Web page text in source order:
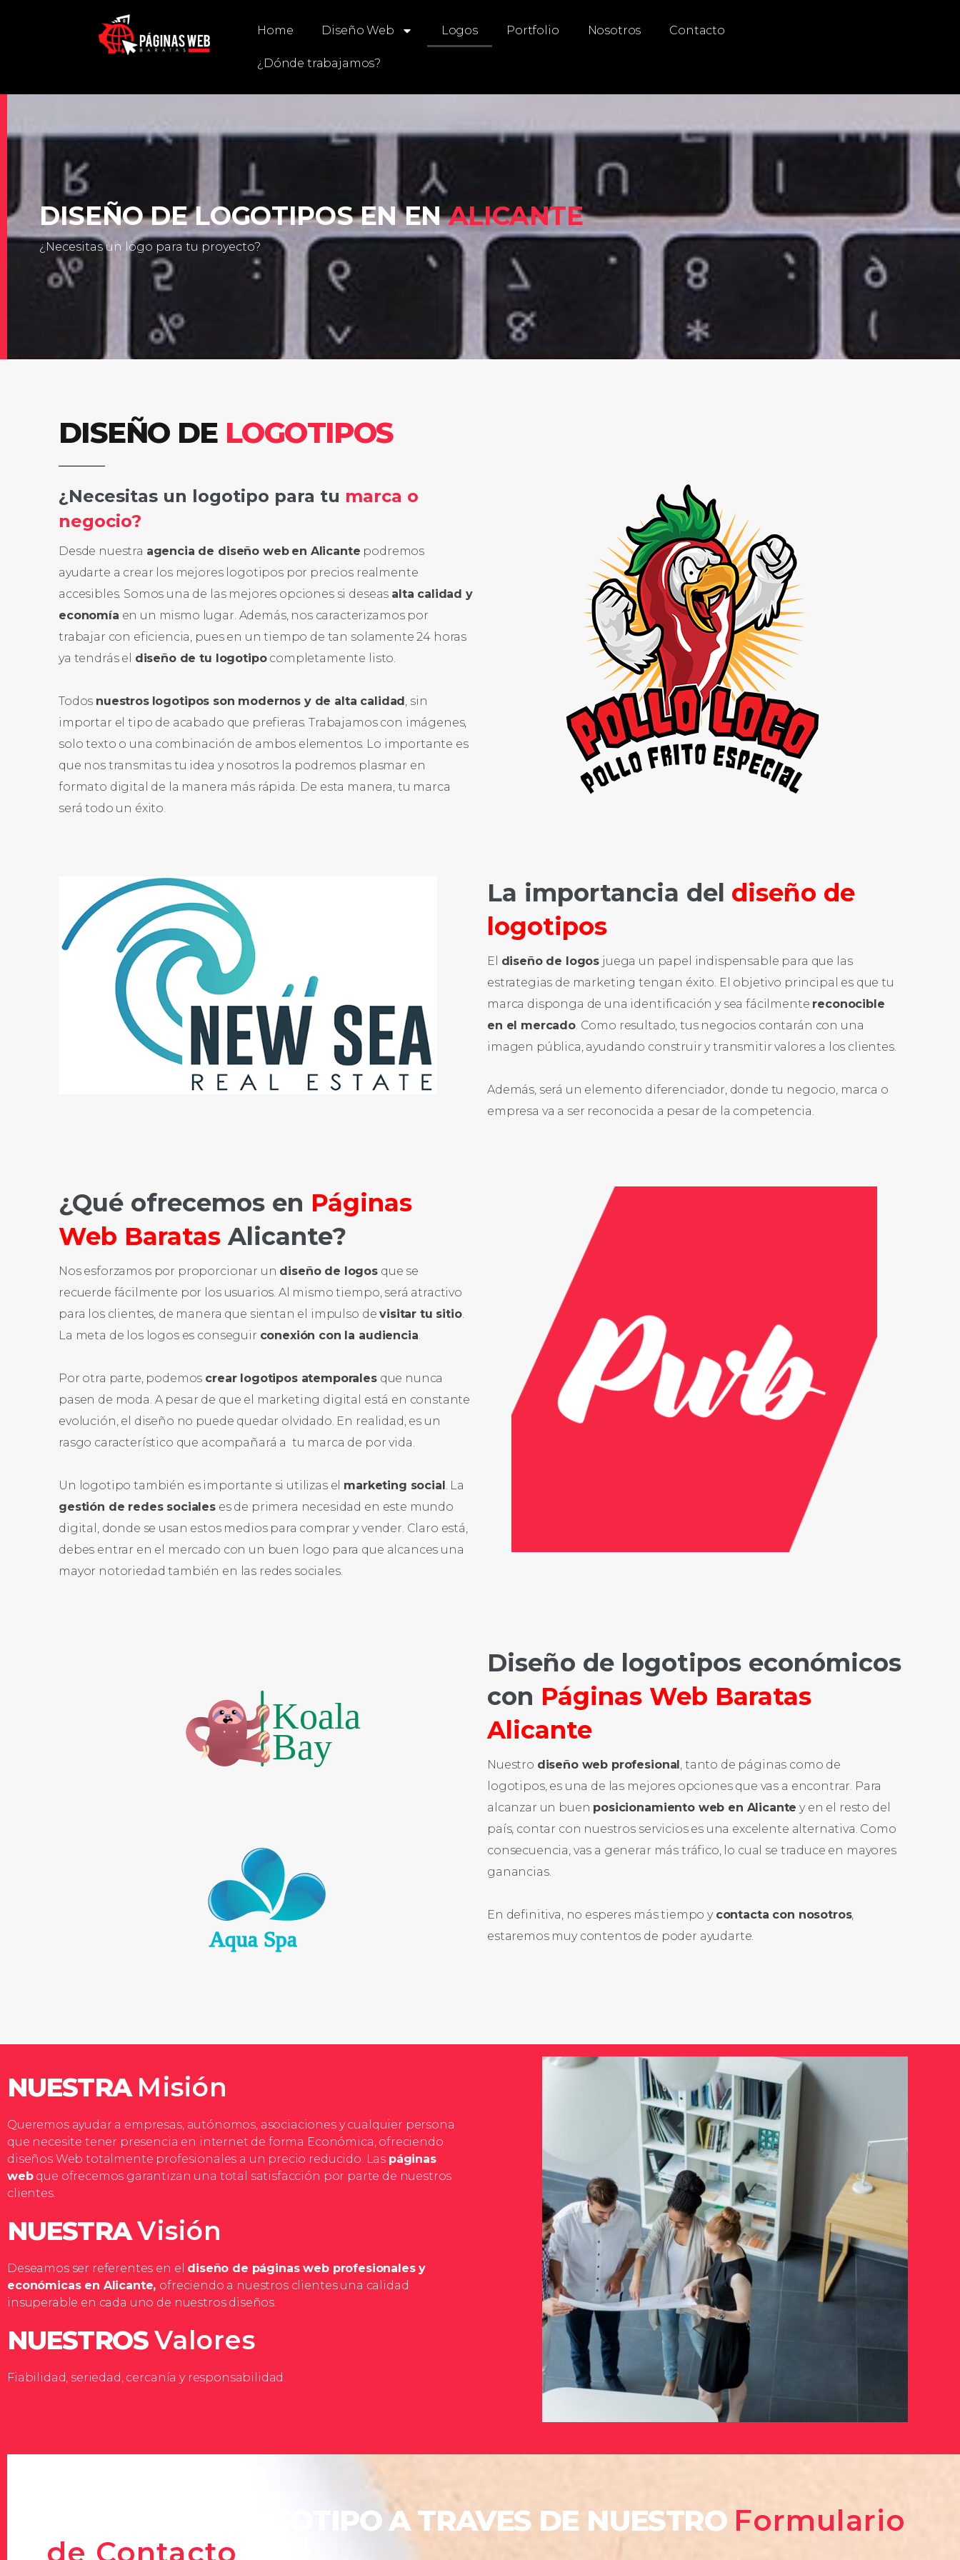
Home Diseño Web Logos Portfolio Nosotros Contacto
¿Dónde trabajamos?
DISEÑO DE LOGOTIPOS EN ENALICANTE
¿Necesitas un logo para tu proyecto?
DISEÑO DE LOGOTIPOS
¿Necesitas un logotipo para tu marca o
negocio?
Desde nuestra agencia de diseño web en Alicante podremos
ayudarte a crear los mejores logotipos por precios realmente
accesibles. Somos una de las mejores opciones si deseas alta calidad y
economía en un mismo lugar. Además, nos caracterizamos por
trabajar con eficiencia, pues en un tiempo de tan solamente 24 horas
ya tendrás el diseño de tu logotipocompletamente listo.
Todos nuestros logotipos son modernos y de alta calidad, sin
importar el tipo de acabado que prefieras. Trabajamos con imágenes,
solo texto o una combinación de ambos elementos. Lo importante es
que nos transmitas tu idea y nosotros la podremos plasmar en
formato digital de la manera más rápida. De esta manera, tu marca
será todo un éxito.
La importancia del diseño de
logotipos
El diseño de logos juega un papel indispensable para que las
estrategias de marketing tengan éxito. El objetivo principal es que tu
marca disponga de una identificación y sea fácilmente reconocible
en el mercado. Como resultado, tus negocios contarán con una
imagen pública, ayudando construir y transmitir valores a los clientes.
Además, será un elemento diferenciador, donde tu negocio, marca o
empresa va a ser reconocida a pesar de la competencia.
¿Qué ofrecemos en Páginas
Web Baratas Alicante?
Nos esforzamos por proporcionar un diseño de logos que se
recuerde fácilmente por los usuarios. Al mismo tiempo, será atractivo
para los clientes, de manera que sientan el impulso devisitar tu sitio.
La meta de los logos es conseguir conexión con la audiencia.
Por otra parte, podemos crear logotipos atemporalesque nunca
pasen de moda. A pesar de que el marketing digital está en constante
evolución, el diseño no puede quedar olvidado. En realidad, es un
rasgo característico que acompañará a tu marca de por vida.
Un logotipo también es importante si utilizas el marketing social. La
gestión de redes sociales es de primera necesidad en este mundo
digital, donde se usan estos medios para comprar y vender. Claro está,
debes entrar en el mercado con un buen logo para que alcances una
mayor notoriedad también en las redes sociales.
Diseño de logotipos económicos
con Páginas Web Baratas
Alicante
Nuestro diseño web profesional, tanto de páginas como de
logotipos, es una de las mejores opciones que vas a encontrar. Para
alcanzar un buen posicionamiento web en Alicante y en el resto del
país, contar con nuestros servicios es una excelente alternativa. Como
consecuencia, vas a generar más tráfico, lo cual se traduce en mayores
ganancias.
En definitiva, no esperes más tiempo y contacta con nosotros,
estaremos muy contentos de poder ayudarte.
NUESTRA Misión
Queremos ayudar a empresas, autónomos, asociaciones y cualquier persona
que necesite tener presencia en internet de forma Económica, ofreciendo
diseños Web totalmente profesionales a un precio reducido. Las páginas
webque ofrecemos garantizan una total satisfacción por parte de nuestros
clientes.
NUESTRAVisión
Deseamos ser referentes en el diseño de páginas web profesionales y
económicas en Alicante, ofreciendo a nuestros clientes una calidad
insuperable en cada uno de nuestros diseños.
NUESTROSValores
Fiabilidad, seriedad, cercanía y responsabilidad.
SOLICITE SU LOGOTIPO A TRAVES DE NUESTRO Formulario
de Contacto